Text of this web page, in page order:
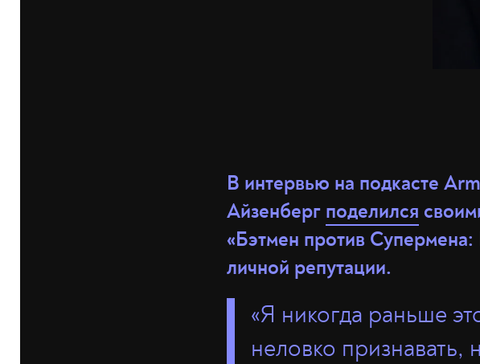
В интервью на подкасте
Айзенберг поделился
«Бэтмен против Супермена:
личной репутации.
«Я никогда раньше
неловко признавать,